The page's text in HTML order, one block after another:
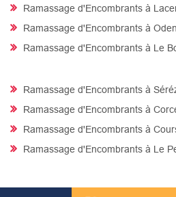
Ramassage d'Encombrants à
Ramassage d'Encombrants à
Ramassage d'Encombrants à Le
Ramassage d'Encombrants à
Ramassage d'Encombrants à
Ramassage d'Encombrants à
Ramassage d'Encombrants à Le